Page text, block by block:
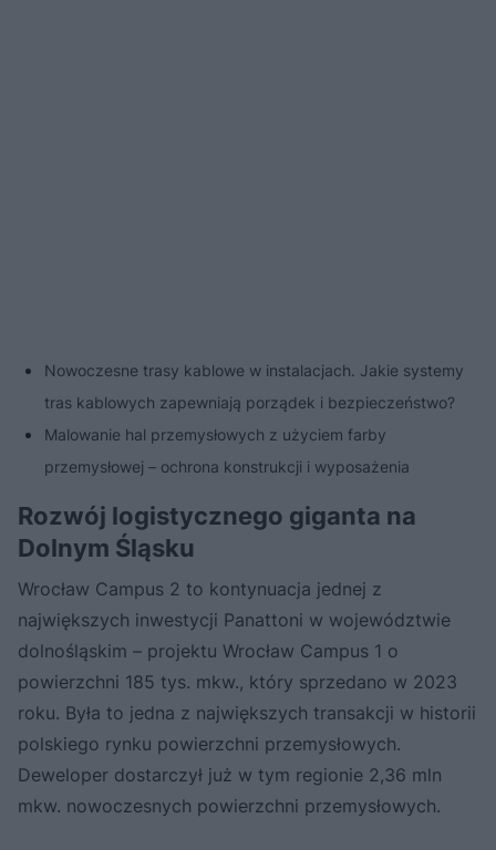
Nowoczesne trasy kablowe w instalacjach. Jakie systemy
tras kablowych zapewniają porządek i bezpieczeństwo?
Malowanie hal przemysłowych z użyciem farby
przemysłowej – ochrona konstrukcji i wyposażenia
Rozwój logistycznego giganta na
Dolnym Śląsku
Wrocław Campus 2 to kontynuacja jednej z
największych inwestycji Panattoni w województwie
dolnośląskim – projektu Wrocław Campus 1 o
powierzchni 185 tys. mkw., który sprzedano w 2023
roku. Była to jedna z największych transakcji w historii
polskiego rynku powierzchni przemysłowych.
Deweloper dostarczył już w tym regionie 2,36 mln
mkw. nowoczesnych powierzchni przemysłowych.